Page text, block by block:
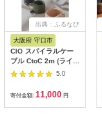
出典：ふるなび
大阪府 守口市
CIO スパイラルケー
ブル CtoC 2m (ライト
ブラック)｜Type-C 充
5.0
寄付金額: 11,000 円